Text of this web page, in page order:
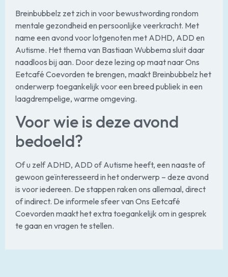
Breinbubbelz zet zich in voor bewustwording rondom
mentale gezondheid en persoonlijke veerkracht. Met
name een avond voor lotgenoten met ADHD, ADD en
Autisme. Het thema van Bastiaan Wubbema sluit daar
naadloos bij aan. Door deze lezing op maat naar Ons
Eetcafé Coevorden te brengen, maakt Breinbubbelz het
onderwerp toegankelijk voor een breed publiek in een
laagdrempelige, warme omgeving.
Voor wie is deze avond
bedoeld?
Of u zelf ADHD, ADD of Autisme heeft, een naaste of
gewoon geïnteresseerd in het onderwerp – deze avond
is voor iedereen. De stappen raken ons allemaal, direct
of indirect. De informele sfeer van Ons Eetcafé
Coevorden maakt het extra toegankelijk om in gesprek
te gaan en vragen te stellen.